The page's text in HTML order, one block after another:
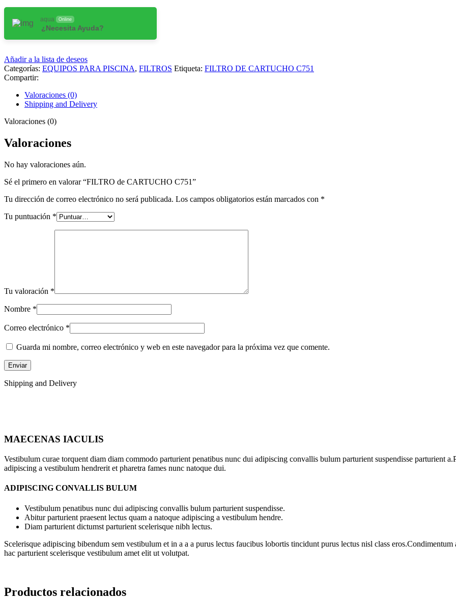
aqua Online
¿Necesita Ayuda?
Añadir a la lista de deseos
Categorías: EQUIPOS PARA PISCINA, FILTROS Etiqueta: FILTRO DE CARTUCHO C751
Compartir:
Valoraciones (0)
Shipping and Delivery
Valoraciones (0)
Valoraciones
No hay valoraciones aún.
Sé el primero en valorar “FILTRO de CARTUCHO C751”
Tu dirección de correo electrónico no será publicada. Los campos obligatorios están marcados con *
Tu puntuación *
Tu valoración *
Nombre *
Correo electrónico *
Guarda mi nombre, correo electrónico y web en este navegador para la próxima vez que comente.
Shipping and Delivery
MAECENAS IACULIS
Vestibulum curae torquent diam diam commodo parturient penatibus nunc dui adipiscing convallis bulum parturient suspendisse parturient
adipiscing a vestibulum hendrerit et pharetra fames nunc natoque dui.
ADIPISCING CONVALLIS BULUM
Vestibulum penatibus nunc dui adipiscing convallis bulum parturient suspendisse.
Abitur parturient praesent lectus quam a natoque adipiscing a vestibulum hendre.
Diam parturient dictumst parturient scelerisque nibh lectus.
Scelerisque adipiscing bibendum sem vestibulum et in a a a purus lectus faucibus lobortis tincidunt purus lectus nisl class
hac parturient scelerisque vestibulum amet elit ut volutpat.
Productos relacionados